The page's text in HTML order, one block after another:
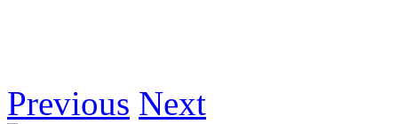
Previous Next